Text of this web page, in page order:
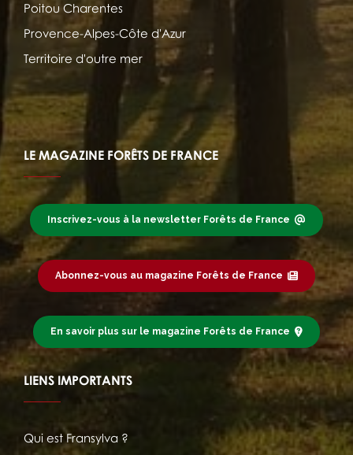
Poitou Charentes
Provence-Alpes-Côte d'Azur
Territoire d'outre mer
LE MAGAZINE FORÊTS DE FRANCE
Inscrivez-vous à la newsletter Forêts de France
Abonnez-vous au magazine Forêts de France
En savoir plus sur le magazine Forêts de France
LIENS IMPORTANTS
Qui est Fransylva ?